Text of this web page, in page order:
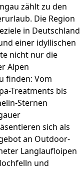
zählt zu den
Die Region
in Deutschland
einer idyllischen
nicht nur die
Alpen
finden: Vom
Treatments bis
Sternen
sich als
an Outdoor-
Langlaufloipen
und